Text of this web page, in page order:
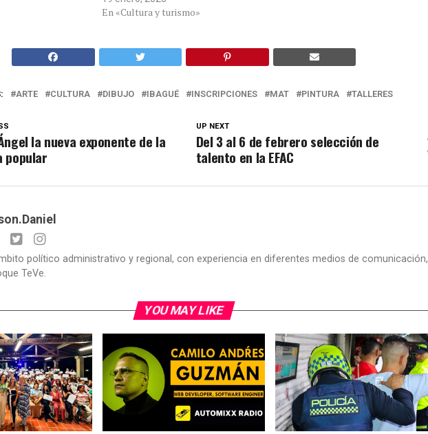
En «Cultura y turismo»
ARTE CULTURA DIBUJO IBAGUÉ INSCRIPCIONES MAT PINTURA TALLERES
UP NEXT
Del 3 al 6 de febrero selección de
talento en la EFAC
la nueva exponente de la
popular
político administrativo y regional, con experiencia en diferentes medios de comunicación,
TeVe.
YOU MAY LIKE